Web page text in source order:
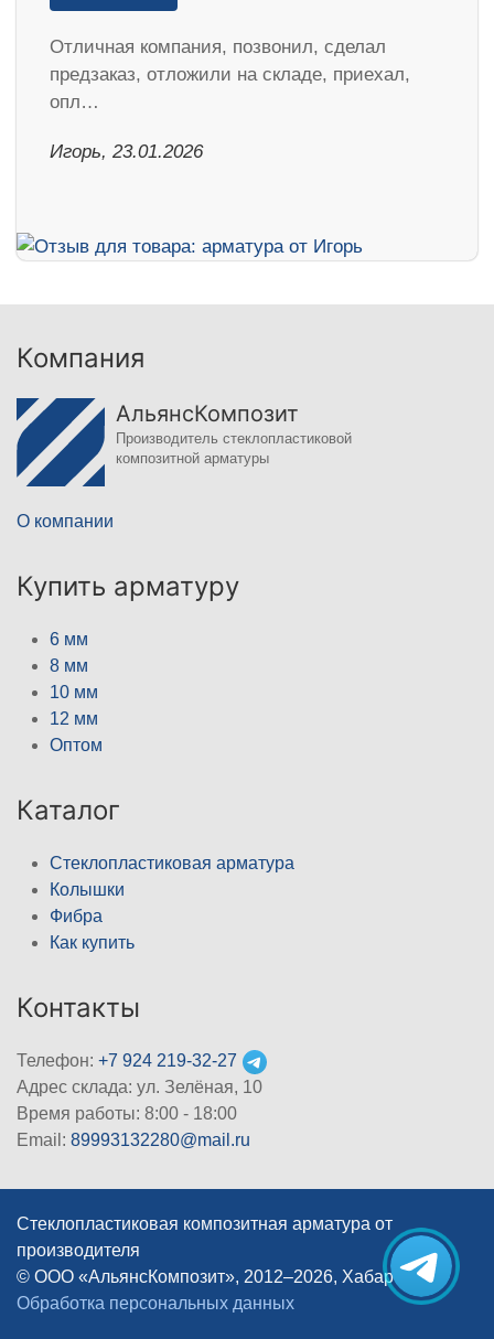
Отличная компания, позвонил, сделал
предзаказ, отложили на складе, приехал,
опл…
Игорь, 23.01.2026
Компания
АльянсКомпозит
Производитель стеклопластиковой
композитной арматуры
О компании
Купить арматуру
6 мм
8 мм
10 мм
12 мм
Оптом
Каталог
Стеклопластиковая арматура
Колышки
Фибра
Как купить
Контакты
Телефон: +7 924 219-32-27
Адрес склада: ул. Зелёная, 10
Время работы: 8:00 - 18:00
Email: 89993132280@mail.ru
Стеклопластиковая композитная арматура от
производителя
© ООО «АльянсКомпозит», 2012–2026, Хабаровск
Обработка персональных данных